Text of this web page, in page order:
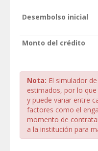
Desembolso inicial
Monto del crédito
Nota: El simulador
estimados, por lo
y puede variar entre
factores como el
momento de
a la institución para